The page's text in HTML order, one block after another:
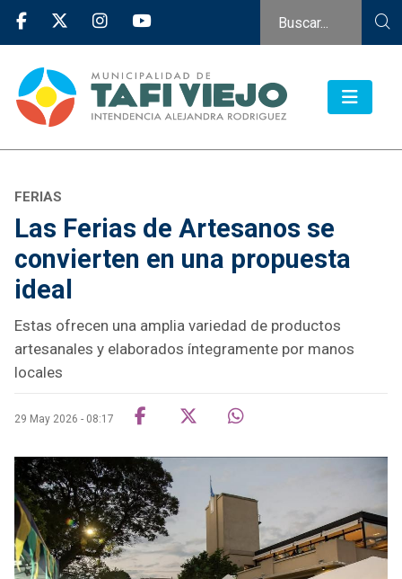
FERIAS
Las Ferias de Artesanos se
convierten en una propuesta
ideal
Estas ofrecen una amplia variedad de productos
artesanales y elaborados íntegramente por manos
locales
29 May 2026 - 08:17